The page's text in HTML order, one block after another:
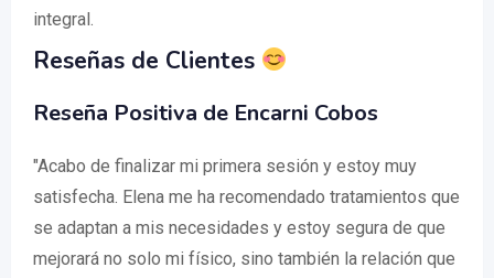
integral.
Reseñas de Clientes
Reseña Positiva de Encarni Cobos
"Acabo de finalizar mi primera sesión y estoy muy
satisfecha. Elena me ha recomendado tratamientos que
se adaptan a mis necesidades y estoy segura de que
mejorará no solo mi físico, sino también la relación que